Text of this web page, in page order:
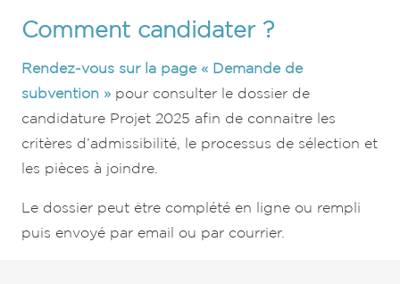
Comment candidater ?
Rendez-vous sur la page « Demande de
subvention » pour consulter le dossier de
candidature Projet 2025 afin de connaitre les
critères d’admissibilité, le processus de sélection et
les pièces à joindre.
Le dossier peut être complété en ligne ou rempli
puis envoyé par email ou par courrier.